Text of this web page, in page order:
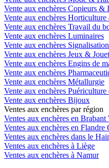
Vente aux enchères Copieurs &
Vente aux enchères
Vente aux enchères Travail du
Vente aux enchères Luminaires
Vente aux enchères
Vente aux enchères Jeux &
Vente aux enchères Engins de
Vente aux enchères
Vente aux enchères Métallurgie
Vente aux enchères
Vente aux enchères Bijoux
Ventes aux enchères par région
Ventes aux enchères en Brabant
Ventes aux enchères en Flandre
Ventes aux enchères dans le
Ventes aux enchères à Liège
Ventes aux enchères à Namur